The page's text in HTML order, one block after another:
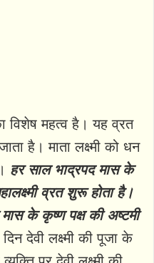
विशेष महत्व है। यह व्रत
है। माता लक्ष्मी को धन
हर साल भाद्रपद मास के
व्रत शुरू होता है।
के कृष्ण पक्ष की अष्टमी
देवी लक्ष्मी की पूजा के